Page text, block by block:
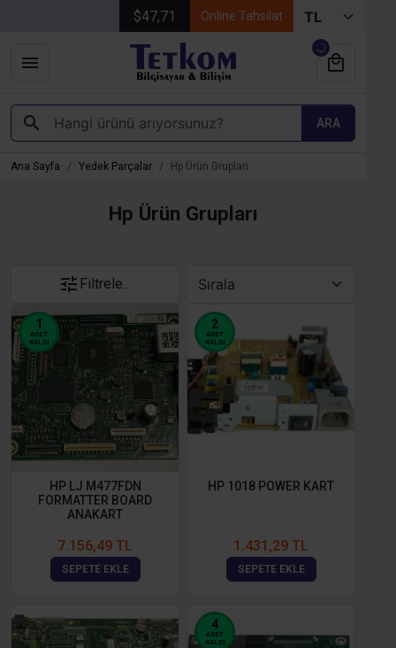
$47,71 Online Tahsilat
ARA
Ana Sayfa Yedek Parçalar Hp Ürün Grupları
Hp Ürün Grupları
Filtrele…
1
ADET
KALDI
HP LJ M477FDN
FORMATTER BOARD
ANAKART
7.156,49 TL
SEPETE EKLE
2
ADET
KALDI
HP 1018 POWER KART
1.431,29 TL
SEPETE EKLE
4
ADET
KALDI